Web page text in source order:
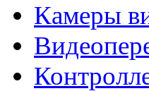
Камеры